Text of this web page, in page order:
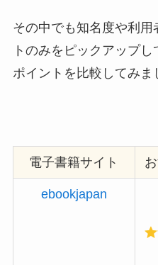
その中でも知名度や利用
トのみをピックアップ
ポイントを比較してみま
電子書籍サイト
ebookjapan